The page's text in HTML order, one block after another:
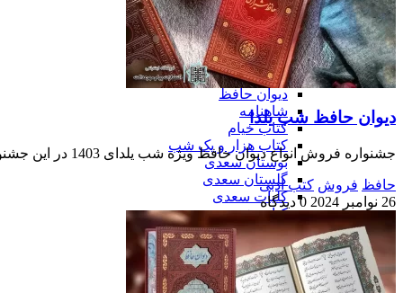
محصولات
قرآن کریم
مفاتیح الجنان
رحل قرآن
کتب ادبی
دیوان حافظ
شاهنامه
کتاب خیام
کتاب هزار و یک شب
بوستان سعدی
گلستان سعدی
کلیات سعدی
کتاب شمس تبریزی
کتاب مثنوی معنوی
کتاب پروین اعتصامی
سایر کتب ادبی
پک کتب ادبی نیم جیبی
دیوان حافظ شب یلدا
جشنواره فروش انواع دیوان حافظ ویژه شب یلدای 1403 در این جشنواره انواع دیوان حافظ نفیس، معطر، رنگی، ست 2تایی و پک 3 تایی، لپتاپی، با گلدان فیروزه و مس و چرمی در سایزها و…
حافظ فروش کتب ادبی
26 نوامبر 2024
0 دیدگاه